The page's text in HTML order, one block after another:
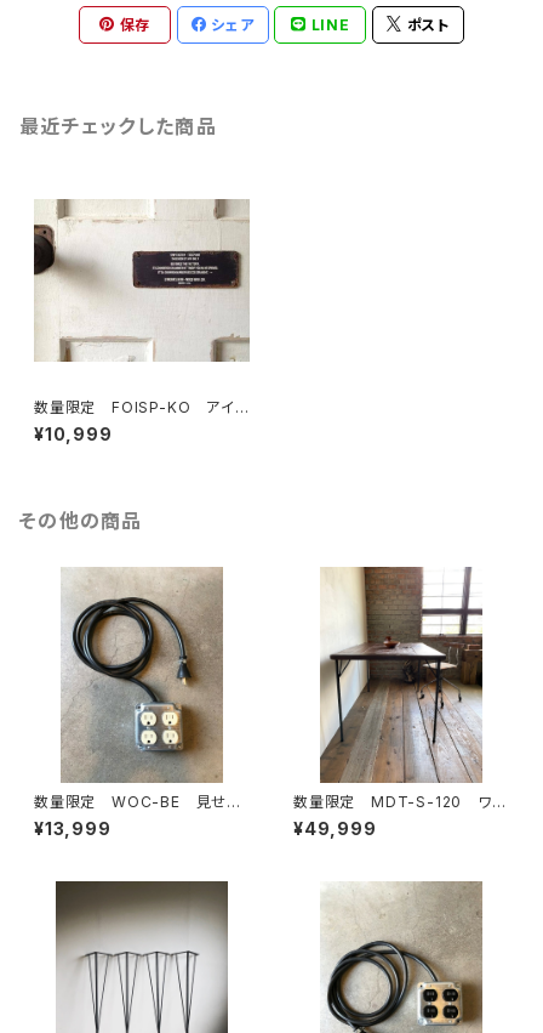
保存 シェア LINE ポスト
最近チェックした商品
数量限定 FOISP-KO アイア
ン サイン プレート KEEP
OUT 立入禁止 看板 標
¥10,999
その他の商品
数量限定 WOC-BE 見せる
延長コード コンセント 本体＋
カバーセット （ベージュ）延長コ
¥13,999
数量限定 MDT-S-120 ワー
クデスク 古材 カフェテーブ
ル テーブル ダイニングテー
¥49,999